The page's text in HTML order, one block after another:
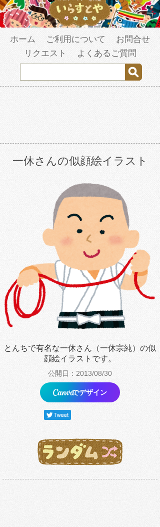
ホーム ご利用について
お問合せ
リクエスト
よくあるご質問
一休さんの似顔絵イラスト
とんちで有名な一休さん（一休宗純）の似
顔絵イラストです。
公開日：2013/08/30
でデザイン